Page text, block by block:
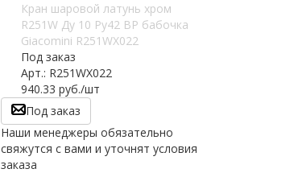
Кран шаровой латунь хром
R251W Ду 10 Ру42 ВР бабочка
Giacomini R251WX022
Под заказ
Арт.: R251WX022
940.33 руб./шт
Под заказ
Наши менеджеры обязательно
свяжутся с вами и уточнят условия
заказа